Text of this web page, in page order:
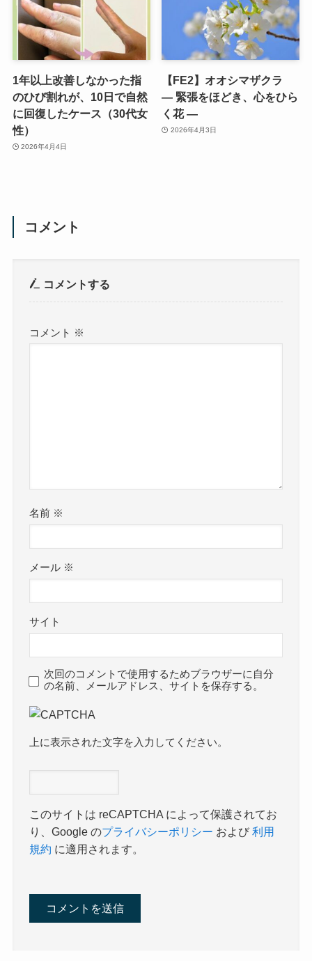
1年以上改善しなかった指
のひび割れが、10日で自然
に回復したケース（30代女
性）
2026年4月4日
【FE2】オオシマザクラ
― 緊張をほどき、心をひら
く花 ―
2026年4月3日
コメント
コメントする
コメント ※
名前 ※
メール ※
サイト
次回のコメントで使用するためブラウザーに自分
の名前、メールアドレス、サイトを保存する。
上に表示された文字を入力してください。
このサイトは reCAPTCHA によって保護されてお
り、Google のプライバシーポリシー および利用
規約 に適用されます。